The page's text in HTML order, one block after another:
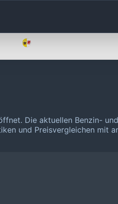
Die aktuellen Benzin-
und Preisvergleichen mit